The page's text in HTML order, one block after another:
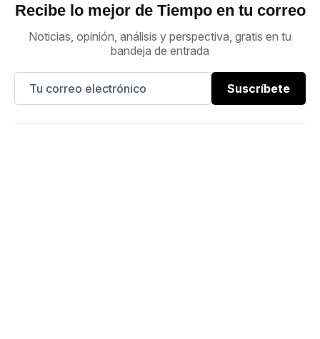
Recibe lo mejor de Tiempo en tu correo
Noticias, opinión, análisis y perspectiva, gratis en tu
bandeja de entrada
Suscríbete